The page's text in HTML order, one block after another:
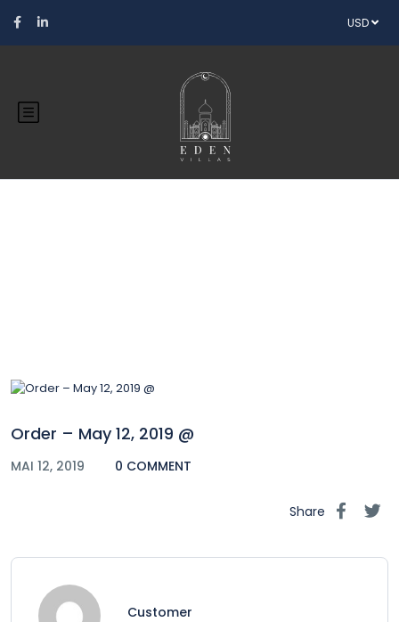
USD
Order – May 12, 2019 @
MAI 12, 2019 0 COMMENT
Share
Customer